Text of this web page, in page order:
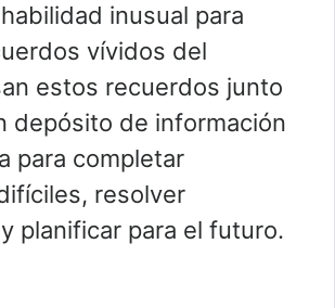
inusual para
vívidos del
estos recuerdos junto
depósito de información
para completar
resolver
planificar para el futuro.